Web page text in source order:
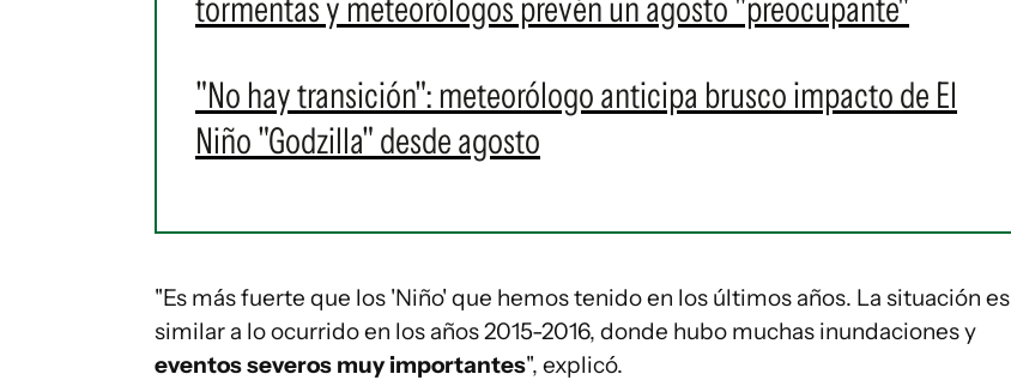
tormentas y meteorólogos prevén un agosto "preocupante"
"No hay transición": meteorólogo anticipa brusco impacto de El
Niño "Godzilla" desde agosto
"Es más fuerte que los 'Niño' que hemos tenido en los últimos años. La situación es
similar a lo ocurrido en los años 2015-2016, donde hubo muchas inundaciones y
eventos severos muy importantes", explicó.